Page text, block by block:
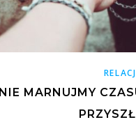
NIE MARNUJMY